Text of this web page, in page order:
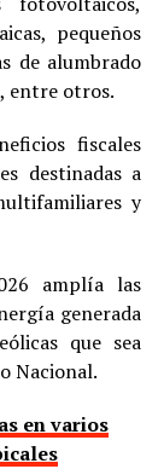
pequeños
de alumbrado
entre otros.
fiscales
destinadas a
y
amplía las
generada
que sea
Nacional.
en varios